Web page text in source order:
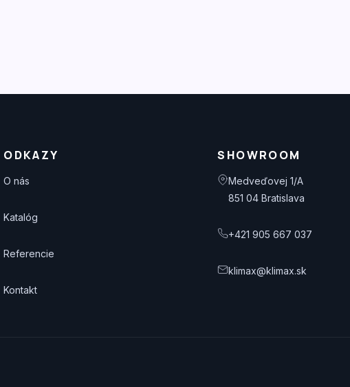
ODKAZY
O nás
Katalóg
Referencie
Kontakt
SHOWROOM
Medveďovej 1/A
851 04 Bratislava
+421 905 667 037
klimax@klimax.sk